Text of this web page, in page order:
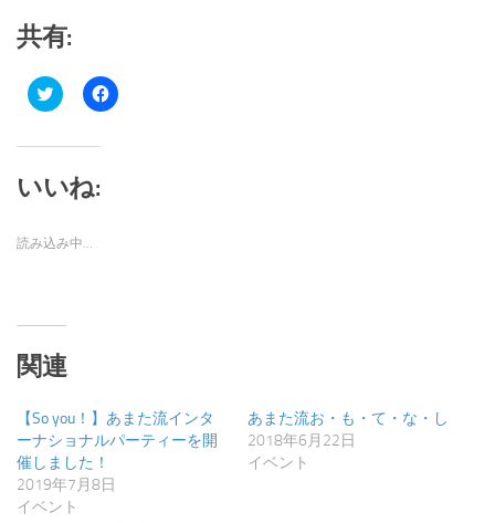
共有:
ク
リ
し
Twitter
で
(新
し
ド
で
開
き
Facebook
で
ィ
ン
ド
ウ
開
き
いいね:
読み込み中…
関連
【So you！】あまた流インタ
ーナショナルパーティーを開
催しました！
2019年7月8日
イベント
あまた流お・も・て・な・し
2018年6月22日
イベント